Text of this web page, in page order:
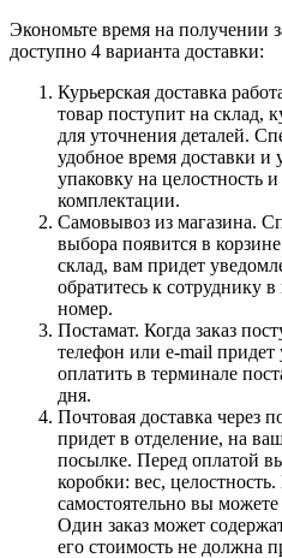
Экономьте время на получении
доступно 4 варианта доставки:
Курьерская доставка
товар поступит на склад,
для уточнения деталей.
удобное время доставки и
упаковку на целостность
комплектации.
Самовывоз из магазина.
выбора появится в
склад, вам придет
обратитесь к сотруднику
номер.
Постамат. Когда заказ
телефон или e-mail
оплатить в терминале
дня.
Почтовая доставка через
придет в отделение, на
посылке. Перед оплатой
коробки: вес,
самостоятельно вы можете
Один заказ может
его стоимость не должна